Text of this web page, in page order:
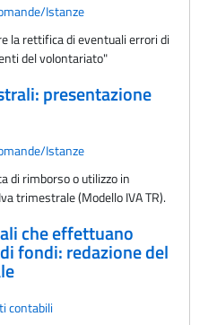
Istanze
la rettifica di eventuali errori di
del volontariato"
presentazione
Istanze
di rimborso o utilizzo in
trimestrale (Modello IVA TR).
che effettuano
fondi: redazione del
contabili